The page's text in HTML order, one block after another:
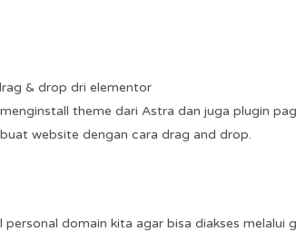
& drop dri elementor
theme dari Astra dan juga plugin
website dengan cara drag and drop.
domain kita agar bisa diakses melalui